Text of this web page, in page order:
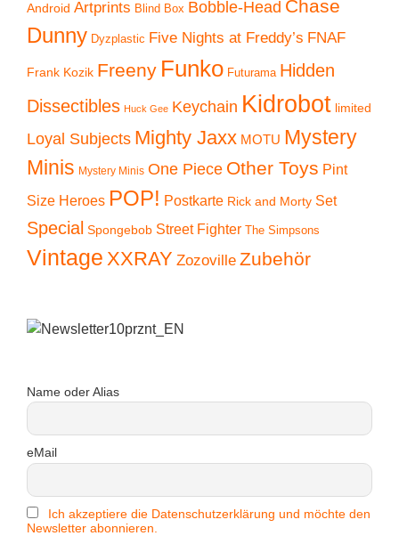
Android Artprints Blind Box Bobble-Head Chase
Dunny Dyzplastic Five Nights at Freddy’s FNAF
Frank Kozik Freeny Funko Futurama Hidden
Dissectibles Huck Gee Keychain Kidrobot limited
Loyal Subjects Mighty Jaxx MOTU Mystery
Minis Mystery Minis One Piece Other Toys Pint
Size Heroes POP! Postkarte Rick and Morty Set
Special Spongebob Street Fighter The Simpsons
Vintage XXRAY Zozoville Zubehör
Name oder Alias
eMail
Ich akzeptiere die Datenschutzerklärung und möchte den
Newsletter abonnieren.